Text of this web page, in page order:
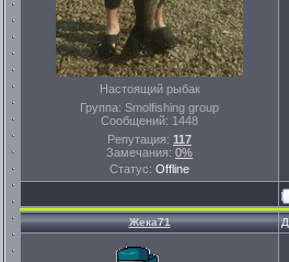
Настоящий рыбак
Группа: Smolfishing group
Сообщений: 1448
Репутация: 117
Замечания: 0%
Статус: Offline
Жека71